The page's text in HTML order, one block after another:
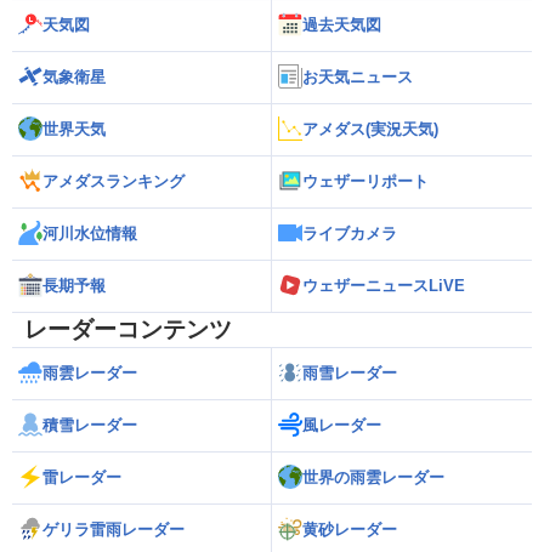
天気図 過去天気図
気象衛星 お天気ニュース
世界天気 アメダス(実況天気)
アメダスランキング ウェザーリポート
河川水位情報 ライブカメラ
長期予報 ウェザーニュースLiVE
レーダーコンテンツ
雨雲レーダー 雨雪レーダー
積雪レーダー 風レーダー
雷レーダー 世界の雨雲レーダー
ゲリラ雷雨レーダー 黄砂レーダー